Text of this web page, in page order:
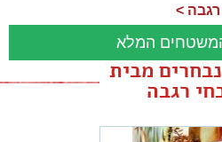
>
המלא
מבית
רגבה